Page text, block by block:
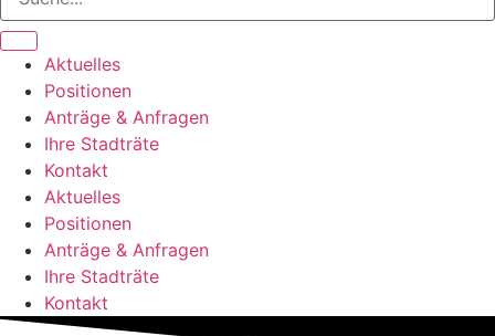
Aktuelles
Positionen
Anträge & Anfragen
Ihre Stadträte
Kontakt
Aktuelles
Positionen
Anträge & Anfragen
Ihre Stadträte
Kontakt